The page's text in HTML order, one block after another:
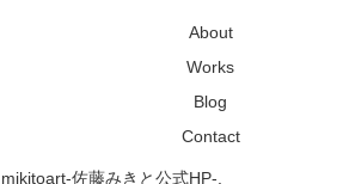
About
Works
Blog
Contact
佐藤みきと公式HP-.